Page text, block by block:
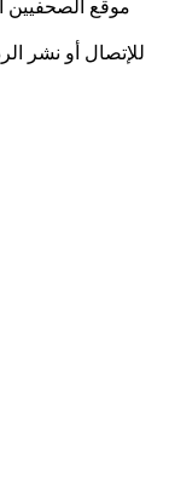
موقع الصحفيين